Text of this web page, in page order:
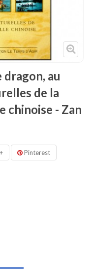
au
de la
chinoise - Zan
Pinterest